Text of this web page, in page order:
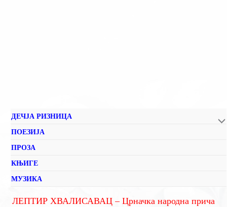
ДЕЧЈА РИЗНИЦА
ПОЕЗИЈА
ПРОЗА
КЊИГЕ
МУЗИКА
ЛЕПТИР ХВАЛИСАВАЦ – Црначка народна прича